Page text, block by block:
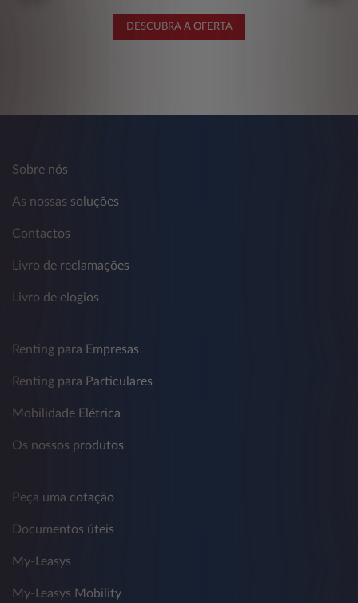
DESCUBRA A OFERTA
Sobre nós
As nossas soluções
Contactos
Livro de reclamações
Livro de elogios
Renting para Empresas
Renting para Particulares
Mobilidade Elétrica
Os nossos produtos
Peça uma cotação
Documentos úteis
My-Leasys
My-Leasys Mobility